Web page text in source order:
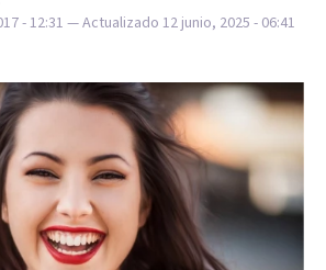
- 12:31 — Actualizado 12 junio, 2025 - 06:41